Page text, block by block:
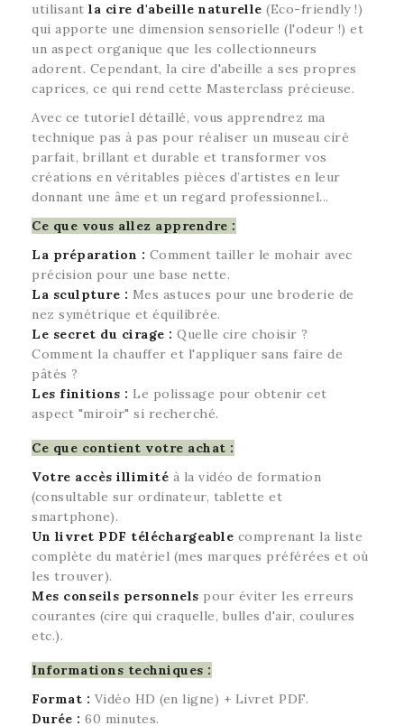
utilisant la cire d'abeille naturelle (Eco-friendly !)
qui apporte une dimension sensorielle (l'odeur !) et
un aspect organique que les collectionneurs
adorent. Cependant, la cire d'abeille a ses propres
caprices, ce qui rend cette Masterclass précieuse.
Avec ce tutoriel détaillé, vous apprendrez ma
technique pas à pas pour réaliser un museau ciré
parfait, brillant et durable et transformer vos
créations en véritables pièces d’artistes en leur
donnant une âme et un regard professionnel...
Ce que vous allez apprendre :
La préparation : Comment tailler le mohair avec
précision pour une base nette.
La sculpture : Mes astuces pour une broderie de
nez symétrique et équilibrée.
Le secret du cirage : Quelle cire choisir ?
Comment la chauffer et l'appliquer sans faire de
pâtés ?
Les finitions : Le polissage pour obtenir cet
aspect "miroir" si recherché.
Ce que contient votre achat :
Votre accès illimité à la vidéo de formation
(consultable sur ordinateur, tablette et
smartphone).
Un livret PDF téléchargeable comprenant la liste
complète du matériel (mes marques préférées et où
les trouver).
Mes conseils personnels pour éviter les erreurs
courantes (cire qui craquelle, bulles d'air, coulures
etc.).
Informations techniques :
Format : Vidéo HD (en ligne) + Livret PDF.
Durée : 60 minutes.